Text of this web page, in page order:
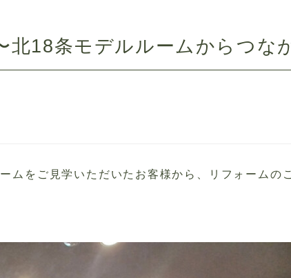
北18条モデルルームからつな
ムをご見学いただいたお客様から、リフォームの